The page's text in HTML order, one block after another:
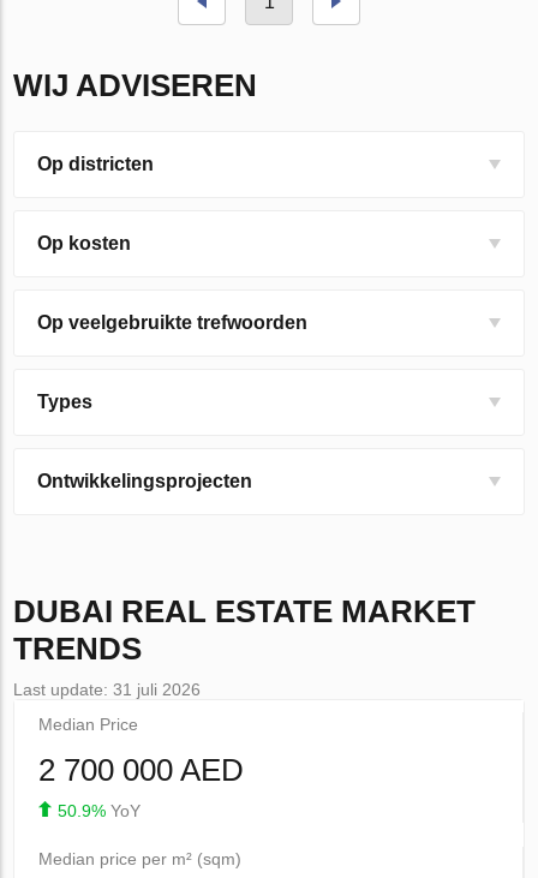
WIJ ADVISEREN
Op districten
Op kosten
Op veelgebruikte trefwoorden
Types
Ontwikkelingsprojecten
DUBAI REAL ESTATE MARKET
TRENDS
Last update: 31 juli 2026
Median Price
2 700 000 AED
50.9% YoY
Median price per m² (sqm)